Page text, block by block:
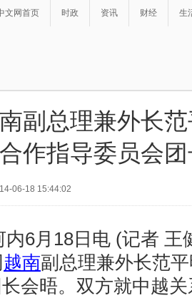
文网首页 时政 资讯 财经 生
副总理兼外长
作指导委员会
06-18 15:44:02
内6月18日电 (记者 王
越南副总理兼外长范
会晤。双方就中越